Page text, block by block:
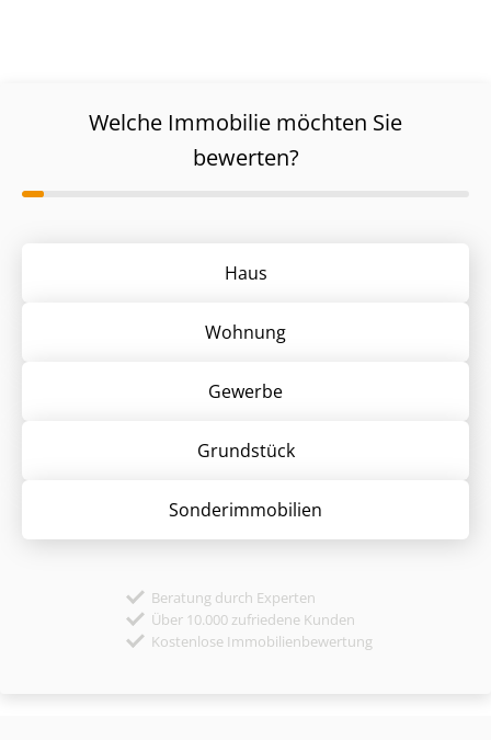
Welche Immobilie möchten Sie
bewerten?
Haus
Wohnung
Gewerbe
Grund­stück
Sonder­immobilien
Beratung durch Experten
Über 10.000 zufriedene Kunden
Kostenlose Immobilienbewertung